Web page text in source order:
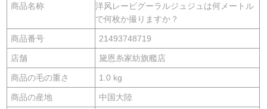
商品名称
洋风レービグーラルジュジュは何メートル
で何枚か撮りますか？
商品番号 21493748719
店舗 黛恩糸家紡旗艦店
商品の毛の重さ 1.0 kg
商品の産地 中国大陸